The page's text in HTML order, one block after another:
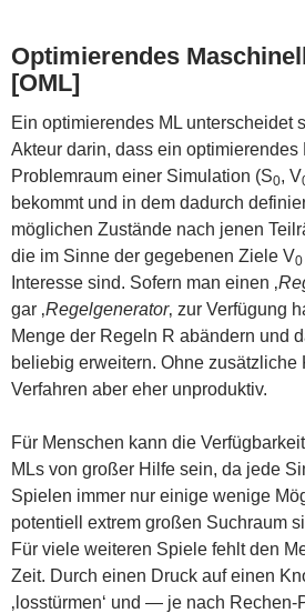
Optimierendes
[OML]
Ein optimierendes ML unterscheidet
Akteur darin, dass ein optimierendes
Problemraum einer Simulation (S0, V
bekommt und in dem dadurch
möglichen Zustände nach jenen
die im Sinne der gegebenen Ziele V0
Interesse sind. Sofern man einen ‚
gar ‚Regelgenerator‚ zur Verfügung
Menge der Regeln R abändern und
beliebig erweitern. Ohne zusätzliche
Verfahren aber eher unproduktiv.
Für Menschen kann die
MLs von großer Hilfe sein, da jede
Spielen immer nur einige wenige
potentiell extrem großen Suchraum
Für viele weiteren Spiele fehlt den
Zeit. Durch einen Druck auf einen
‚losstürmen‘ und — je nach